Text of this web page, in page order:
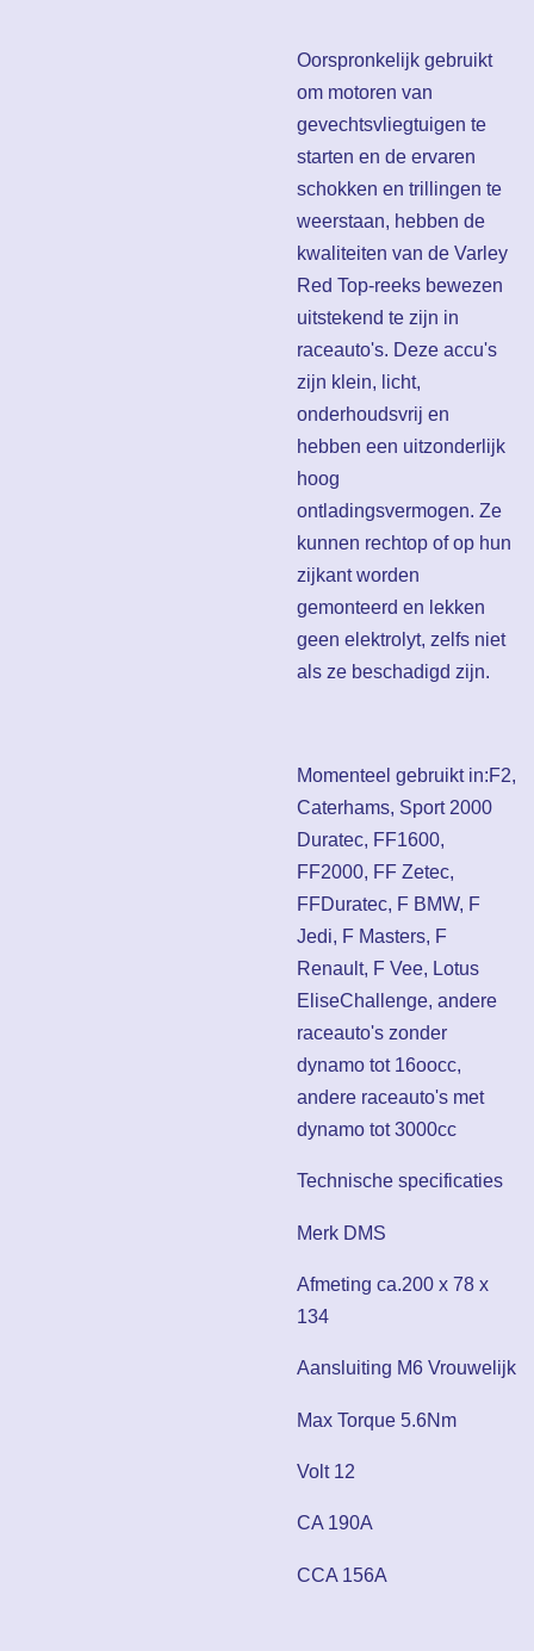
Oorspronkelijk gebruikt
om motoren van
gevechtsvliegtuigen te
starten en de ervaren
schokken en trillingen te
weerstaan, hebben de
kwaliteiten van de Varley
Red Top-reeks bewezen
uitstekend te zijn in
raceauto's. Deze accu's
zijn klein, licht,
onderhoudsvrij en
hebben een uitzonderlijk
hoog
ontladingsvermogen. Ze
kunnen rechtop of op hun
zijkant worden
gemonteerd en lekken
geen elektrolyt, zelfs niet
als ze beschadigd zijn.
Momenteel gebruikt in:F2,
Caterhams, Sport 2000
Duratec, FF1600,
FF2000, FF Zetec,
FFDuratec, F BMW, F
Jedi, F Masters, F
Renault, F Vee, Lotus
EliseChallenge, andere
raceauto's zonder
dynamo tot 16oocc,
andere raceauto's met
dynamo tot 3000cc
Technische specificaties
Merk DMS
Afmeting ca.200 x 78 x
134
Aansluiting M6 Vrouwelijk
Max Torque 5.6Nm
Volt 12
CA 190A
CCA 156A